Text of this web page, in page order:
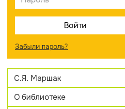
Забыли пароль?
С.Я. Маршак
О библиотеке